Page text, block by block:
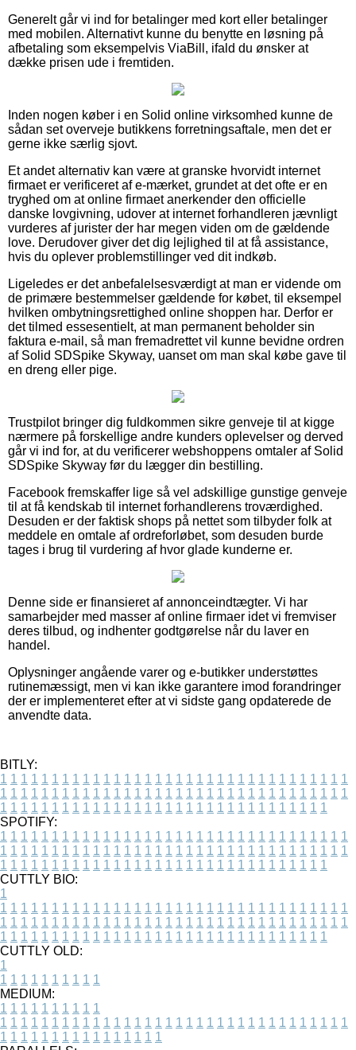
Generelt går vi ind for betalinger med kort eller betalinger
med mobilen. Alternativt kunne du benytte en løsning på
afbetaling som eksempelvis ViaBill, ifald du ønsker at
dække prisen ude i fremtiden.
Inden nogen køber i en Solid online virksomhed kunne de
sådan set overveje butikkens forretningsaftale, men det er
gerne ikke særlig sjovt.
Et andet alternativ kan være at granske hvorvidt internet
firmaet er verificeret af e-mærket, grundet at det ofte er en
tryghed om at online firmaet anerkender den officielle
danske lovgivning, udover at internet forhandleren jævnligt
vurderes af jurister der har megen viden om de gældende
love. Derudover giver det dig lejlighed til at få assistance,
hvis du oplever problemstillinger ved dit indkøb.
Ligeledes er det anbefalelsesværdigt at man er vidende om
de primære bestemmelser gældende for købet, til eksempel
hvilken ombytningsrettighed online shoppen har. Derfor er
det tilmed essesentielt, at man permanent beholder sin
faktura e-mail, så man fremadrettet vil kunne bevidne ordren
af Solid SDSpike Skyway, uanset om man skal købe gave til
en dreng eller pige.
Trustpilot bringer dig fuldkommen sikre genveje til at kigge
nærmere på forskellige andre kunders oplevelser og derved
går vi ind for, at du verificerer webshoppens omtaler af Solid
SDSpike Skyway før du lægger din bestilling.
Facebook fremskaffer lige så vel adskillige gunstige genveje
til at få kendskab til internet forhandlerens troværdighed.
Desuden er der faktisk shops på nettet som tilbyder folk at
meddele en omtale af ordreforløbet, som desuden burde
tages i brug til vurdering af hvor glade kunderne er.
Denne side er finansieret af annonceindtægter. Vi har
samarbejder med masser af online firmaer idet vi fremviser
deres tilbud, og indhenter godtgørelse når du laver en
handel.
Oplysninger angående varer og e-butikker understøttes
rutinemæssigt, men vi kan ikke garantere imod forandringer
der er implementeret efter at vi sidste gang opdaterede de
anvendte data.
BITLY:
1 1 1 1 1 1 1 1 1 1 1 1 1 1 1 1 1 1 1 1 1 1 1 1 1 1 1 1 1 1 1 1 1 1
1 1 1 1 1 1 1 1 1 1 1 1 1 1 1 1 1 1 1 1 1 1 1 1 1 1 1 1 1 1 1 1 1 1
1 1 1 1 1 1 1 1 1 1 1 1 1 1 1 1 1 1 1 1 1 1 1 1 1 1 1 1 1 1 1 1
SPOTIFY:
1 1 1 1 1 1 1 1 1 1 1 1 1 1 1 1 1 1 1 1 1 1 1 1 1 1 1 1 1 1 1 1 1 1
1 1 1 1 1 1 1 1 1 1 1 1 1 1 1 1 1 1 1 1 1 1 1 1 1 1 1 1 1 1 1 1 1 1
1 1 1 1 1 1 1 1 1 1 1 1 1 1 1 1 1 1 1 1 1 1 1 1 1 1 1 1 1 1 1 1
CUTTLY BIO:
1
1 1 1 1 1 1 1 1 1 1 1 1 1 1 1 1 1 1 1 1 1 1 1 1 1 1 1 1 1 1 1 1 1 1
1 1 1 1 1 1 1 1 1 1 1 1 1 1 1 1 1 1 1 1 1 1 1 1 1 1 1 1 1 1 1 1 1 1
1 1 1 1 1 1 1 1 1 1 1 1 1 1 1 1 1 1 1 1 1 1 1 1 1 1 1 1 1 1 1 1
CUTTLY OLD:
1
1 1 1 1 1 1 1 1 1 1
MEDIUM:
1 1 1 1 1 1 1 1 1 1
1 1 1 1 1 1 1 1 1 1 1 1 1 1 1 1 1 1 1 1 1 1 1 1 1 1 1 1 1 1 1 1 1 1
1 1 1 1 1 1 1 1 1 1 1 1 1 1 1 1